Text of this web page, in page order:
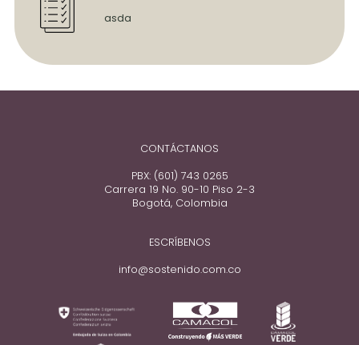
asda
CONTÁCTANOS
PBX: (601) 743 0265
Carrera 19 No. 90-10 Piso 2-3
Bogotá, Colombia
ESCRÍBENOS
info@sostenido.com.co